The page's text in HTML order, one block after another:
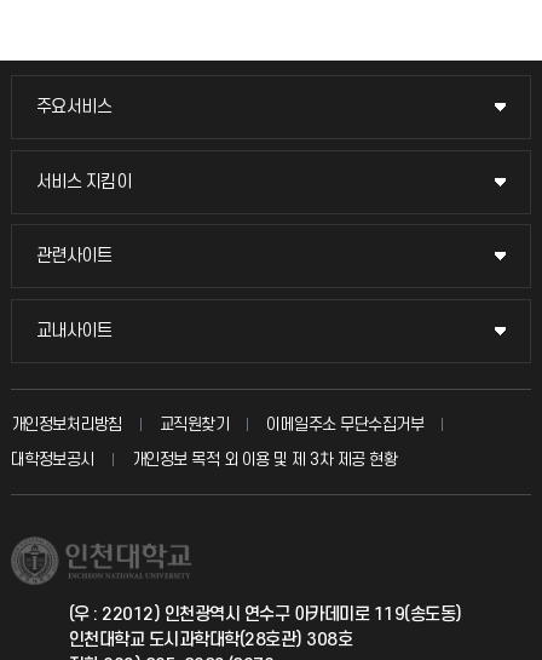
주요서비스
주요서비스
교무회의방송
입학안내
취업정보(학생)
서비스 지킴이
서비스 지킴이
묻고 답하기
칭찬마당
학생서비스 지킴이
관련사이트
관련사이트
국방헬프콜
총동문회
교내사이트
교내사이트
교수회
교육혁신본부
국제지원과
공자아카데미
개인정보처리방침 교직원찾기
이메일주소 무단수집거부
대학정보공시
개인정보 목적 외 이용 및 제 3차 제공 현황
(우 : 22012) 인천광역시 연수구 아카데미로 119(송도동)
인천대학교 도시과학대학(28호관) 308호